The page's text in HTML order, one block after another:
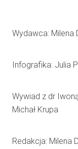
Wydawca: Milena
Infografika: Julia
Wywiad z dr
Michał Krupa
Redakcja: Milena